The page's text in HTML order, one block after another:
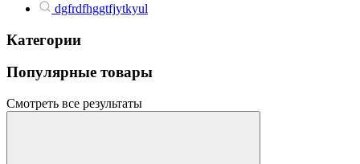
dgfrdfhggtfjytkyul
Категории
Популярные товары
Смотреть все результаты